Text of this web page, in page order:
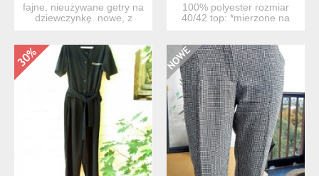
fajne, nieużywane getry na
dziewczynkę. nowe, z
100% polyester rozmiar
40/42 top: *mierzone na